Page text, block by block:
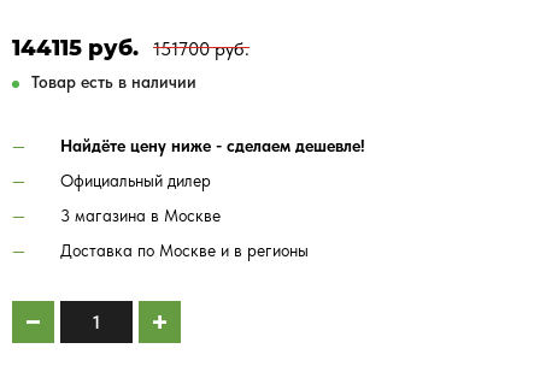
144115 руб. 151700 руб.
Товар есть в наличии
Найдёте цену ниже - сделаем дешевле!
Официальный дилер
3 магазина в Москве
Доставка по Москве и в регионы